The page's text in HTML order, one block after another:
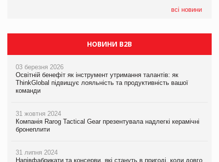
всі новини
НОВИНИ B2B
03 березня 2026
Освітній бенефіт як інструмент утримання талантів: як
ThinkGlobal підвищує лояльність та продуктивність вашої
команди
31 жовтня 2024
Компанія Rarog Tactical Gear презентувала надлегкі керамічні
бронеплити
31 липня 2024
Напівфабрикати та консерви, які стануть в пригоді, коли довго